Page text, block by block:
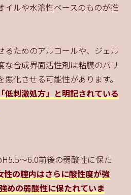
イルや水溶性ベースのものが推
るためのアルコールや、ジェル
な合成界面活性剤は粘膜のバリ
化させる可能性があります。
低刺激処方」と明記されている
～6.0前後の弱酸性に保た
性の腟内はさらに酸性度が強
めの弱酸性に保たれていま